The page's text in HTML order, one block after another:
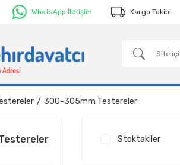
WhatsApp İletişim Kargo Takibi
300-305mm Testereler
Stoktakiler